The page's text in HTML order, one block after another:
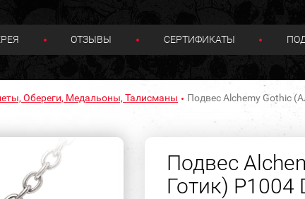
ОТЗЫВЫ СЕРТИФИКАТЫ
Обереги, Медальоны, Талисманы Подвес Alchemy Gothic
Подвес
Готик) P1004